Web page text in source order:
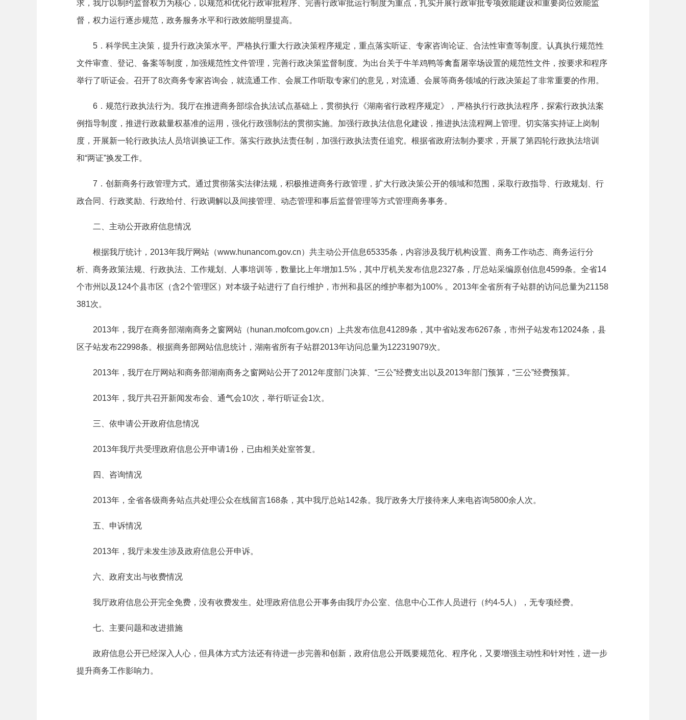
求，我厅以制约监督权力为核心，以规范和优化行政审批程序、完善行政审批运行制度为重点，扎实开展行政审批专项效能建设和重要岗位效能监
督，权力运行逐步规范，政务服务水平和行政效能明显提高。
5 ．科学民主决策，提升行政决策水平。 严格执行重大行政决策程序规定，重点落实听证、专家咨询论证、合法性审查等制度。认真执行规范性
文件审查、登记、备案等制度，加强规范性文件管理，完善行政决策监督制度。为出台关于牛羊鸡鸭等禽畜屠宰场设置的规范性文件，按要求和程序
举行了听证会。召开了8次商务专家咨询会，就流通工作、会展工作听取专家们的意见，对流通、会展等商务领域的行政决策起了非常重要的作用。
6 ．规范行政执法行为。 我厅在推进商务部综合执法试点基础上，贯彻执行《湖南省行政程序规定》，严格执行行政执法程序，探索行政执法案
例指导制度，推进行政裁量权基准的运用，强化行政强制法的贯彻实施。加强行政执法信息化建设，推进执法流程网上管理。切实落实持证上岗制
度，开展新一轮行政执法人员培训换证工作。落实行政执法责任制，加强行政执法责任追究。根据省政府法制办要求，开展了第四轮行政执法培训
和“两证”换发工作。
7 ．创新商务行政管理方式。 通过贯彻落实法律法规，积极推进商务行政管理，扩大行政决策公开的领域和范围，采取行政指导、行政规划、行
政合同、行政奖励、行政给付、行政调解以及间接管理、动态管理和事后监督管理等方式管理商务事务。
二、主动公开政府信息情况
根据我厅统计， 2013年我厅网站（www.hunancom.gov.cn）共主动公开信息65335条，内容涉及我厅机构设置、商务工作动态、商务运行分
析、商务政策法规、行政执法、工作规划、人事培训等，数量比上年增加1.5% ，其中厅机关发布信息2327条，厅总站采编原创信息4599条。全省14
个市州以及 124个县市区（含2个管理区）对本级子站进行了自行维护，市州和县区的维护率都为100% 。 2013年全省所有子站群的访问总量为21158
381次。
2013年，我厅在商务部湖南商务之窗网站（ hunan.mofcom.gov.cn）上共发布信息41289条，其中省站发布6267条，市州子站发布12024条，县
区子站发布22998条。根据商务部网站信息统计，湖南省所有子站群2013年访问总量为122319079次。
2013年，我厅在厅网站和商务部湖南商务之窗网站公开了2012年度部门决算、 “三公”经费支出以及 2013年部门预算， “三公”经费预算。
2013年，我厅共召开新闻发布会、通气会10次，举行听证会1次。
三、依申请公开政府信息情况
2013年我厅共受理政府信息公开申请1份，已由相关处室答复。
四、咨询情况
2013年，全省各级商务站点共处理公众在线留言168条，其中我厅总站142条。我厅政务大厅接待来人来电咨询5800余人次。
五、申诉情况
2013年，我厅未发生涉及政府信息公开申诉。
六、政府支出与收费情况
我厅政府信息公开完全免费，没有收费发生。处理政府信息公开事务由我厅办公室、信息中心工作人员进行（约4-5 人），无专项经费。
七、主要问题和改进措施
政府信息公开已经深入人心，但具体方式方法还有待进一步完善和创新，政府信息公开既要规范化、程序化，又要增强主动性和针对性，进一步
提升商务工作影响力。